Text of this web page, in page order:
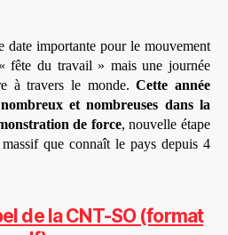
date importante pour le mouvement
fête du travail » mais une journée
à travers le monde.Cette année
et nombreuses dans la
de force, nouvelle étape
que connaît le pays depuis 4
de la CNT-SO (format